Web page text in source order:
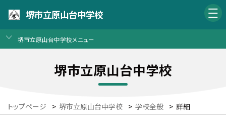
堺市立原山台中学校
堺市立原山台中学校メニュー
堺市立原山台中学校
トップページ > 堺市立原山台中学校 > 学校全般 > 詳細